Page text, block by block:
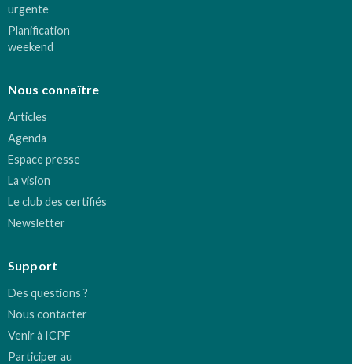
urgente
Planification
weekend
Nous connaître
Articles
Agenda
Espace presse
La vision
Le club des certifiés
Newsletter
Support
Des questions ?
Nous contacter
Venir à ICPF
Participer au